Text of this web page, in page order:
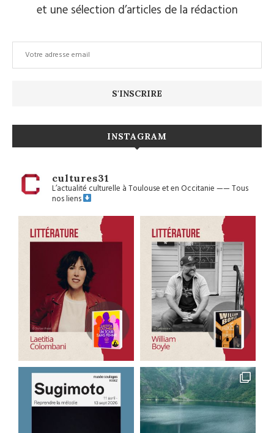
et une sélection d’articles de la rédaction
INSTAGRAM
cultures31
L’actualité culturelle à Toulouse et en Occitanie——Tous
nos liens